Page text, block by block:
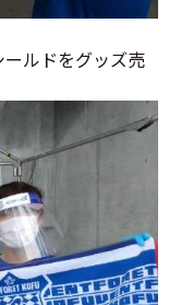
ルドをグッズ売